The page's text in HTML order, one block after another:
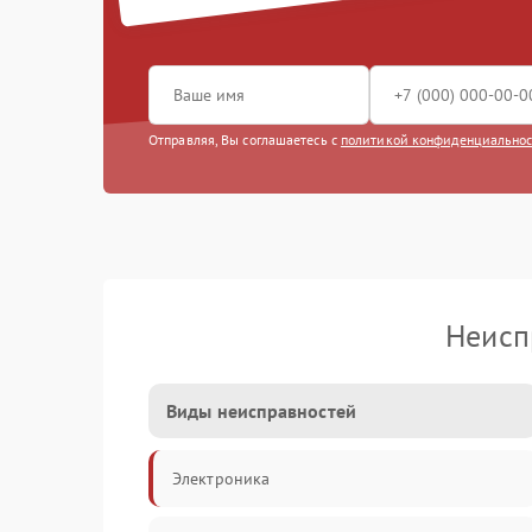
Отправляя, Вы соглашаетесь с политикой
Виды неисправностей
Электроника